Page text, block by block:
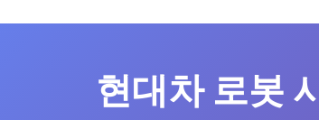
현대차 로봇